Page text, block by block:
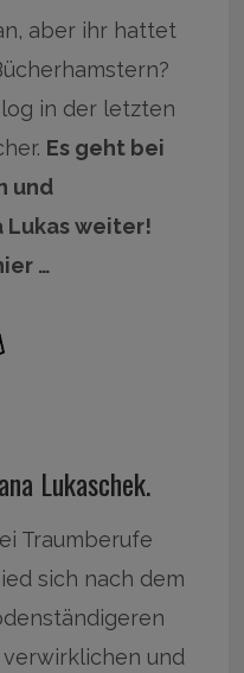
aber ihr hattet
in der letzten
Es geht bei
und
Lukas weiter!
…
Lukaschek.
Traumberufe
sich nach dem
und